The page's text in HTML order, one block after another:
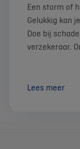
Een storm of
Gelukkig kan
Doe bij
verzekeraar.
Lees meer